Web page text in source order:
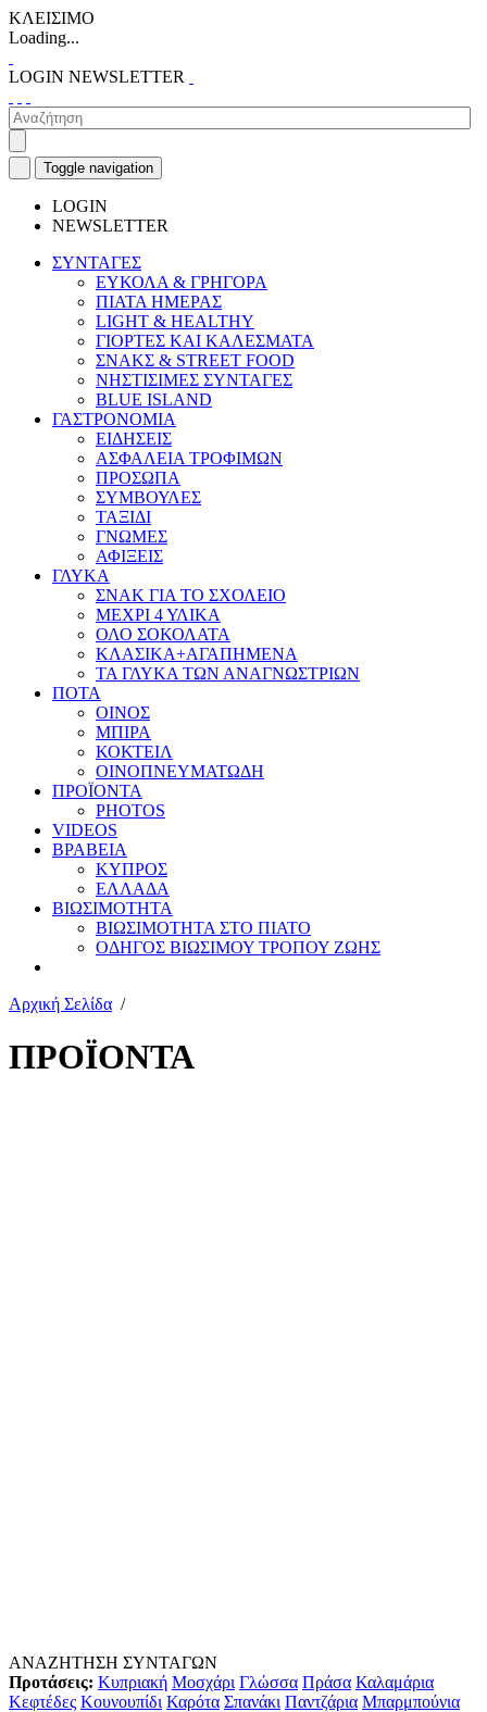
ΚΛΕΙΣΙΜΟ
Loading...
LOGIN NEWSLETTER
Toggle navigation
LOGIN
NEWSLETTER
ΣΥΝΤΑΓΕΣ
ΕΥΚΟΛΑ & ΓΡΗΓΟΡΑ
ΠΙΑΤΑ ΗΜΕΡΑΣ
LIGHT & HEALTHY
ΓΙΟΡΤΕΣ ΚΑΙ ΚΑΛΕΣΜΑΤΑ
ΣΝΑΚΣ & STREET FOOD
ΝΗΣΤΙΣΙΜΕΣ ΣΥΝΤΑΓΕΣ
BLUE ISLAND
ΓΑΣΤΡΟΝΟΜΙΑ
ΕΙΔΗΣΕΙΣ
ΑΣΦΑΛΕΙΑ ΤΡΟΦΙΜΩΝ
ΠΡΟΣΩΠΑ
ΣΥΜΒΟΥΛΕΣ
ΤΑΞΙΔΙ
ΓΝΩΜΕΣ
ΑΦΙΞΕΙΣ
ΓΛΥΚΑ
ΣΝΑΚ ΓΙΑ ΤΟ ΣΧΟΛΕΙΟ
ΜΕΧΡΙ 4 ΥΛΙΚΑ
ΟΛΟ ΣΟΚΟΛΑΤΑ
ΚΛΑΣΙΚΑ+ΑΓΑΠΗΜΕΝΑ
ΤΑ ΓΛΥΚΑ ΤΩΝ ΑΝΑΓΝΩΣΤΡΙΩΝ
ΠΟΤΑ
ΟΙΝΟΣ
ΜΠΙΡΑ
ΚΟΚΤΕΙΛ
ΟΙΝΟΠΝΕΥΜΑΤΩΔΗ
ΠΡΟΪΟΝΤΑ
PHOTOS
VIDEOS
ΒΡΑΒΕΙΑ
ΚΥΠΡΟΣ
ΕΛΛΑΔΑ
ΒΙΩΣΙΜΟΤΗΤΑ
ΒΙΩΣΙΜΟΤΗΤΑ ΣΤΟ ΠΙΑΤΟ
ΟΔΗΓΟΣ ΒΙΩΣΙΜΟΥ ΤΡΟΠΟΥ ΖΩΗΣ
Αρχική Σελίδα /
ΠΡΟΪΟΝΤΑ
ΑΝΑΖΗΤΗΣΗ ΣΥΝΤΑΓΩΝ
Προτάσεις: Κυπριακή Μοσχάρι Γλώσσα Πράσα Καλαμάρια
Κεφτέδες Κουνουπίδι Καρότα Σπανάκι Παντζάρια Μπαρμπούνια